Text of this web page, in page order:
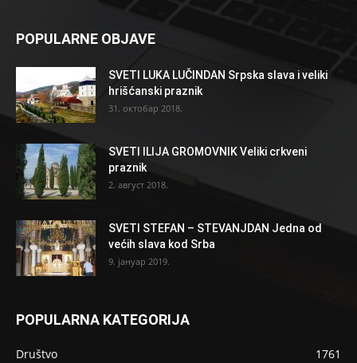
POPULARNE OBJAVE
SVETI LUKA LUČINDAN Srpska slava i veliki
hrišćanski praznik
31. октобар 2018.
SVETI ILIJA GROMOVNIK Veliki crkveni
praznik
2. август 2018.
SVETI STEFAN – STEVANJDAN Jedna od
većih slava kod Srba
9. јануар 2019.
POPULARNA KATEGORIJA
Društvo
1761